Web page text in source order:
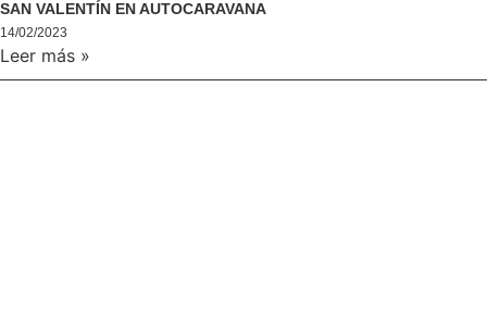
SAN VALENTÍN EN AUTOCARAVANA
14/02/2023
Leer más »